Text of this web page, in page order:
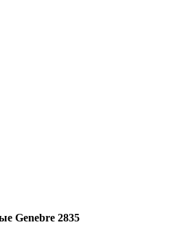
Genebre 2835